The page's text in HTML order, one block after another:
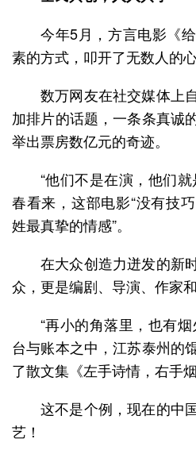
今年5月，方言电影《
素的方式，叩开了无数人的心
数万网友在社交媒体上
加排片的话题，一条条真诚
举出票房数亿元的奇迹。
“他们不是在演，他们
春看来，这部电影“没有技
姓最真挚的情感”。
在大众创造力迸发的新
众，更是编剧、导演、作家和
“再小的角落里，也有
台与账本之中，江苏泰州的
了散文集《左手诗情，右手烟
这不是个例，现在的中
艺！